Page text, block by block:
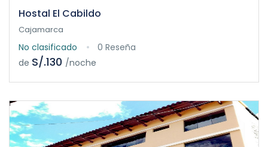
Hostal El Cabildo
Cajamarca
No clasificado
0 Reseña
de S/.130 /noche